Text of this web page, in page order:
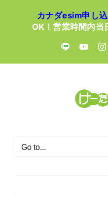
カナダesim申し込
OK！営業時間内当
LINE
Go to...